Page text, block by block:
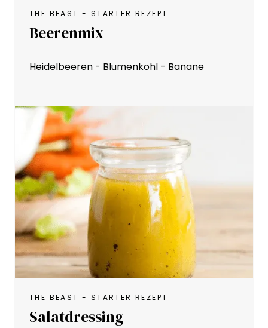
THE BEAST - STARTER REZEPT
Beerenmix
Heidelbeeren - Blumenkohl - Banane
THE BEAST - STARTER REZEPT
Salatdressing